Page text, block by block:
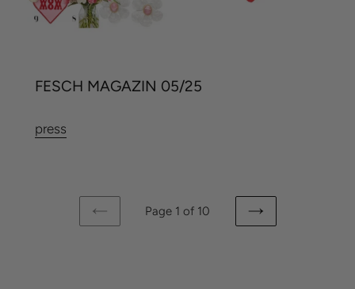
FESCH MAGAZIN 05/25
press
PREVIOUS
Page 1 of 10
NEXT